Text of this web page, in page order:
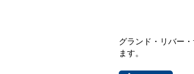
グランド・リバー
ます。